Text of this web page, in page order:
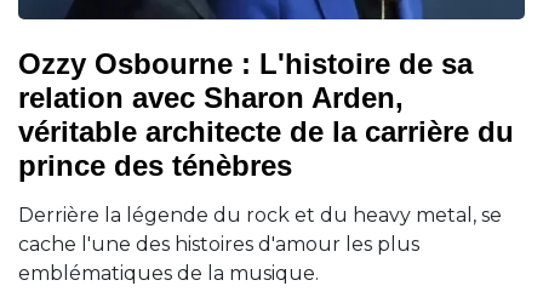
Ozzy Osbourne : L'histoire de sa
relation avec Sharon Arden,
véritable architecte de la carrière du
prince des ténèbres
Derrière la légende du rock et du heavy metal, se
cache l'une des histoires d'amour les plus
emblématiques de la musique.